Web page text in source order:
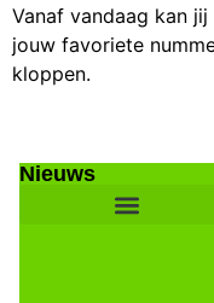
Vanaf vandaag kan
jouw favoriete
kloppen.
Nieuws